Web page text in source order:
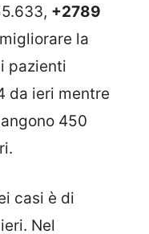
+2789
la
pazienti
da ieri mentre
450
casi è di
Nel